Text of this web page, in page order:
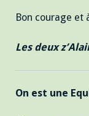
Bon courage et
Les deux
On est une